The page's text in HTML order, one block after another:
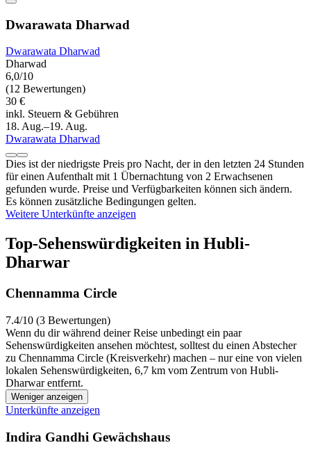
Dwarawata Dharwad
Dwarawata Dharwad
Dharwad
6,0/10
(12 Bewertungen)
30 €
inkl. Steuern & Gebühren
18. Aug.–19. Aug.
Dwarawata Dharwad
Dies ist der niedrigste Preis pro Nacht, der in den letzten 24 Stunden
für einen Aufenthalt mit 1 Übernachtung von 2 Erwachsenen
gefunden wurde. Preise und Verfügbarkeiten können sich ändern.
Es können zusätzliche Bedingungen gelten.
Weitere Unterkünfte anzeigen
Top-Sehenswürdigkeiten in Hubli-
Dharwar
Chennamma Circle
7.4/10 (3 Bewertungen)
Wenn du dir während deiner Reise unbedingt ein paar
Sehenswürdigkeiten ansehen möchtest, solltest du einen Abstecher
zu Chennamma Circle (Kreisverkehr) machen – nur eine von vielen
lokalen Sehenswürdigkeiten, 6,7 km vom Zentrum von Hubli-
Dharwar entfernt.
Weniger anzeigen
Unterkünfte anzeigen
Indira Gandhi Gewächshaus